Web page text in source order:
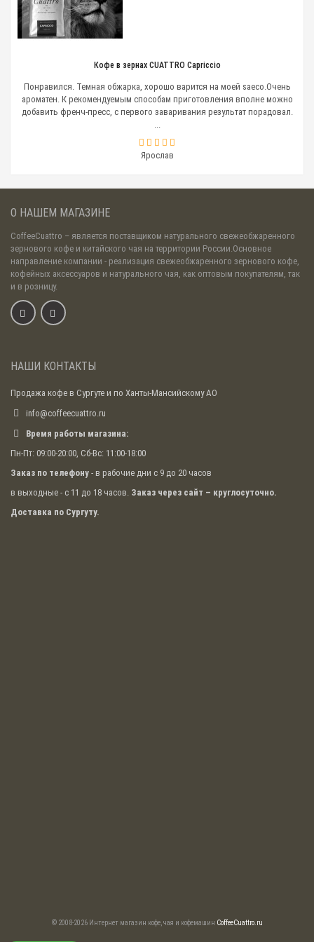
Кофе в зернах CUATTRO Capriccio
Понравился. Темная обжарка, хорошо варится на моей saeco.Очень
ароматен. К рекомендуемым способам приготовления вполне можно
добавить френч-пресс, с первого заваривания результат порадовал.
Ярослав
О НАШЕМ МАГАЗИНЕ
CoffeeCuattro – является поставщиком натурального свежеобжаренного
зернового кофе и китайского чая на территории России.Основное
направление компании - реализация свежеобжаренного зернового кофе,
кофейных аксессуаров и натурального чая, как оптовым покупателям, так
и в розницу.
НАШИ КОНТАКТЫ
Продажа кофе в Сургуте и по Ханты-Мансийскому АО
info@coffeecuattro.ru
Время работы магазина:
Пн-Пт: 09:00-20:00, Сб-Вс: 11:00-18:00
Заказ по телефону - в рабочие дни с 9 до 20 часов
в выходные - с 11 до 18 часов. Заказ через сайт – круглосуточно.
Доставка по Сургуту.
© 2008-2026 Интернет магазин кофе, чая и кофемашин CoffeeCuattro.ru